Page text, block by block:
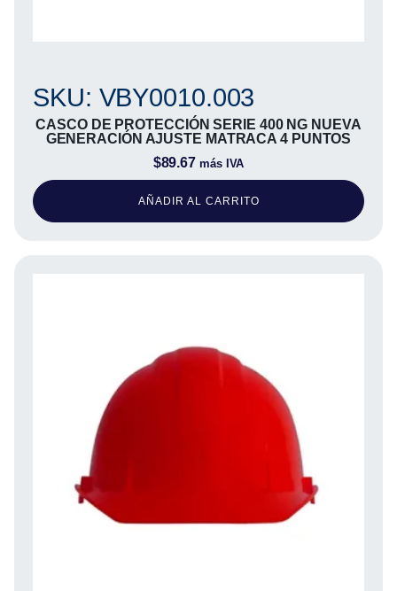
SKU: VBY0010.003
CASCO DE PROTECCIÓN SERIE 400 NG NUEVA
GENERACIÓN AJUSTE MATRACA 4 PUNTOS
$89.67 más IVA
AÑADIR AL CARRITO